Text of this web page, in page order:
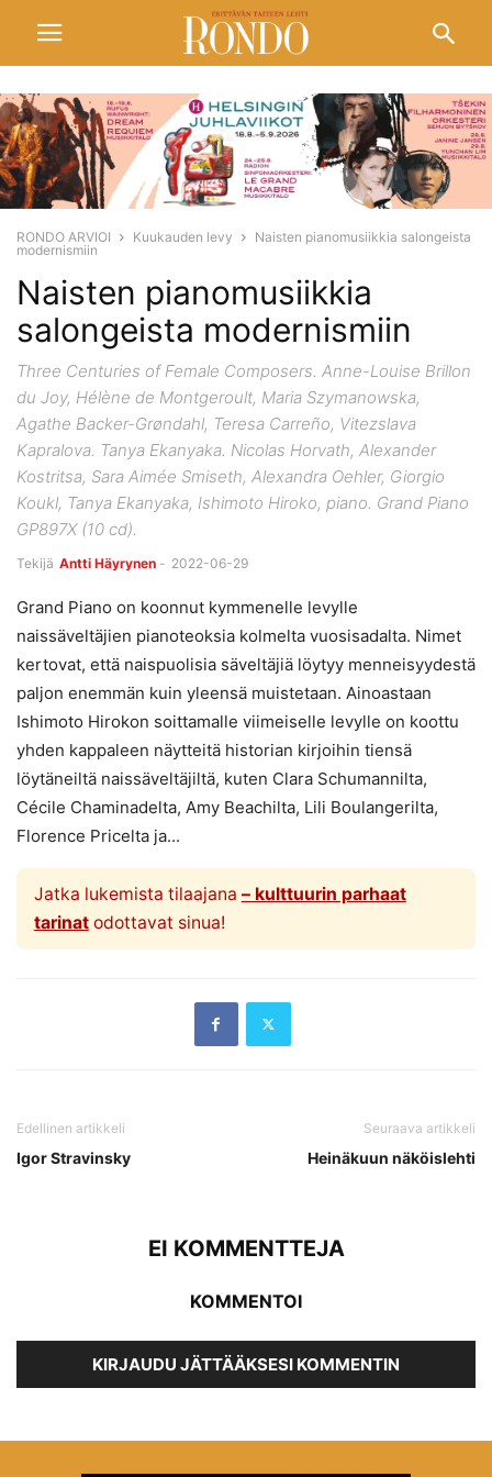
RONDO ARVIOI Kuukauden levy
Naisten pianomusiikkia salongeista
modernismiin
Naisten pianomusiikkia
salongeista modernismiin
Three Centuries of Female Composers. Anne-Louise Brillon
du Joy, Hélène de Montgeroult, Maria Szymanowska,
Agathe Backer-Grøndahl, Teresa Carreño, Vitezslava
Kapralova. Tanya Ekanyaka. Nicolas Horvath, Alexander
Kostritsa, Sara Aimée Smiseth, Alexandra Oehler, Giorgio
Koukl, Tanya Ekanyaka, Ishimoto Hiroko, piano. Grand Piano
GP897X (10 cd).
Tekijä Antti Häyrynen - 2022-06-29
Grand Piano on koonnut kymmenelle levylle
naissäveltäjien pianoteoksia kolmelta vuosisadalta. Nimet
kertovat, että naispuolisia säveltäjiä löytyy menneisyydestä
paljon enemmän kuin yleensä muistetaan. Ainoastaan
Ishimoto Hirokon soittamalle viimeiselle levylle on koottu
yhden kappaleen näytteitä historian kirjoihin tiensä
löytäneiltä naissäveltäjiltä, kuten Clara Schumannilta,
Cécile Chaminadelta, Amy Beachilta, Lili Boulangerilta,
Florence Pricelta ja...
Jatka lukemista tilaajana – kulttuurin parhaat
tarinatodottavat sinua!
Edellinen artikkeli
Igor Stravinsky
Seuraava artikkeli
Heinäkuun näköislehti
EI KOMMENTTEJA
KOMMENTOI
KIRJAUDU JÄTTÄÄKSESI KOMMENTIN